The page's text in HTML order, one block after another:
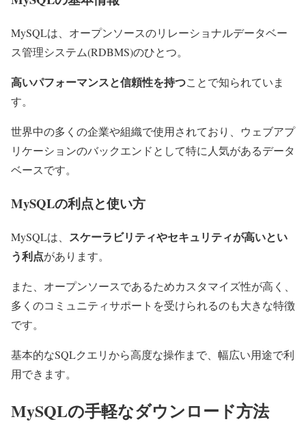
MySQLは、オープンソースのリレーショナルデータベー
ス管理システム(RDBMS)のひとつ。
高いパフォーマンスと信頼性を持つことで知られていま
す。
世界中の多くの企業や組織で使用されており、ウェブアプ
リケーションのバックエンドとして特に人気があるデータ
ベースです。
MySQLの利点と使い方
MySQLは、 スケーラビリティやセキュリティが高いとい
う利点があります。
また、オープンソースであるためカスタマイズ性が高く、
多くのコミュニティサポートを受けられるのも大きな特徴
です。
基本的なSQLクエリから高度な操作まで、幅広い用途で利
用できます。
MySQLの手軽なダウンロード方法